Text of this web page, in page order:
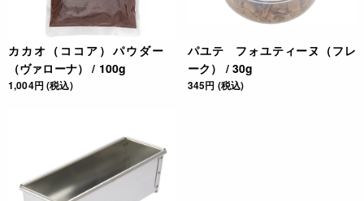
カカオ（ココア）パウダー
（ヴァローナ） / 100g
1,004円 (税込)
パユテ フォユティーヌ（フレ
ーク） / 30g
345円 (税込)